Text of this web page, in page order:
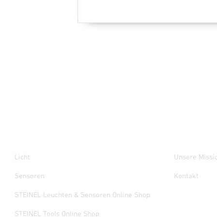
Licht
Sensoren
STEINEL Leuchten & Sensoren Online Shop
STEINEL Tools Online Shop
Unsere
Kontakt